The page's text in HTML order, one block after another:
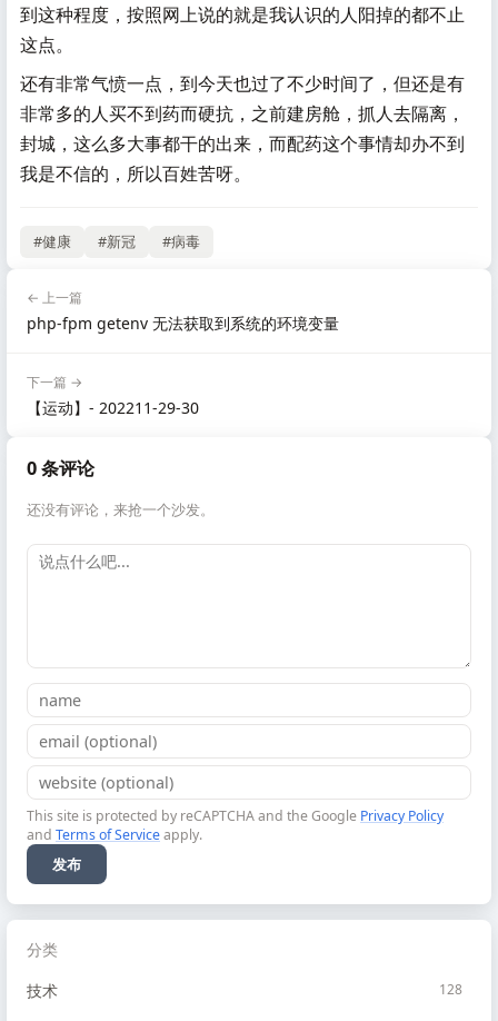
分类
技术
128
到这种程度，按照网上说的就是我认识的人阳掉的都不止
这点。
还有非常气愤一点，到今天也过了不少时间了，但还是有
非常多的人买不到药而硬抗，之前建房舱，抓人去隔离，
封城，这么多大事都干的出来，而配药这个事情却办不到
我是不信的，所以百姓苦呀。
#健康 #新冠 #病毒
← 上一篇
php-fpm getenv 无法获取到系统的环境变量
下一篇 →
【运动】- 202211-29-30
0 条评论
还没有评论，来抢一个沙发。
This site is protected by reCAPTCHA and the Google Privacy Policy
and Terms of Serviceapply.
发布